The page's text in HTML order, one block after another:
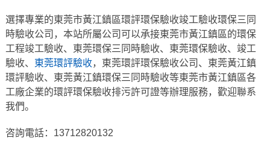
選擇專業的東莞市黃江鎮區環評環保驗收竣工驗收環保三同
時驗收公司，本站所屬公司可以承接東莞市黃江鎮區的環保
工程竣工驗收、東莞環保三同時驗收、東莞環保驗收、竣工
驗收、 東莞環評驗收，東莞環評環保驗收公司、東莞黃江鎮
環評驗收、東莞黃江鎮環保三同時驗收等東莞市黃江鎮區各
工廠企業的環評環保驗收排污許可證等辦理服務，歡迎聯系
我們。
咨詢電話：13712820132